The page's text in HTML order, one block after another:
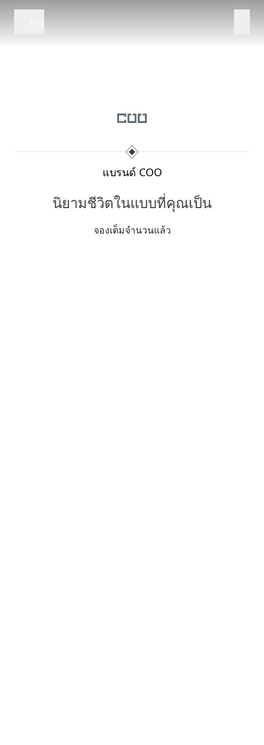
แบรนด์ COO
นิยามชีวิตในแบบที่คุณเป็น
จองเต็มจำนวนแล้ว